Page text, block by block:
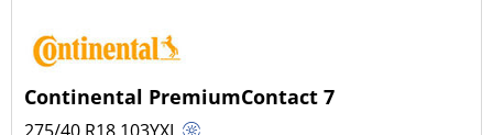
Continental PremiumContact 7